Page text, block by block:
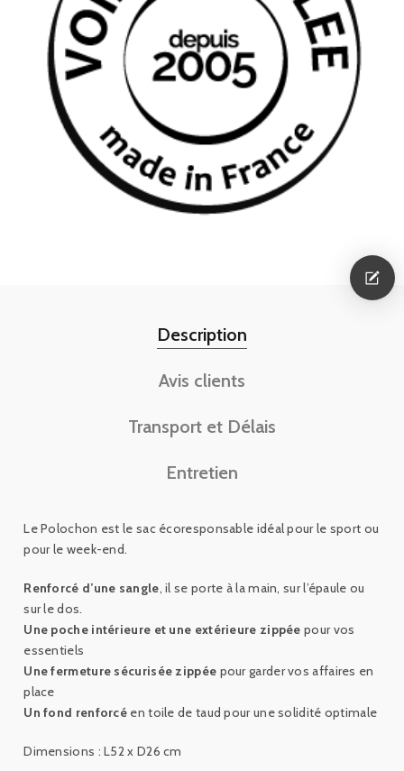
Description
Avis clients
Transport et Délais
Entretien
Le Polochon est le sac écoresponsable idéal pour le sport ou
pour le week-end.
Renforcé d’une sangle, il se porte à la main, sur l’épaule ou
sur le dos.
Une poche intérieure et une extérieure zippée pour vos
essentiels
Une fermeture sécurisée zippée pour garder vos affaires en
place
Un fond renforcé en toile de taud pour une solidité optimale
Dimensions : L52 x D26 cm